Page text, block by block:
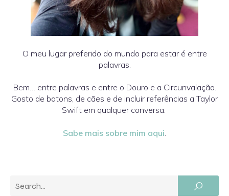
O meu lugar preferido do mundo para estar é entre
palavras.
Bem… entre palavras e entre o Douro e a Circunvalação.
Gosto de batons, de cães e de incluir referências a Taylor
Swift em qualquer conversa.
Sabe mais sobre mim aqui.